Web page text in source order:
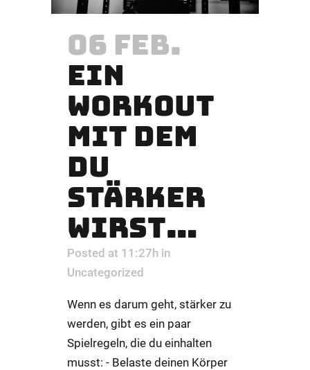
06 FEB.
EIN
WORKOUT
MIT DEM
DU
STÄRKER
WIRST…
Posted at 11:27h in
Uncategorized
Wenn es darum geht, stärker zu
werden, gibt es ein paar
Spielregeln, die du einhalten
musst: - Belaste deinen Körper